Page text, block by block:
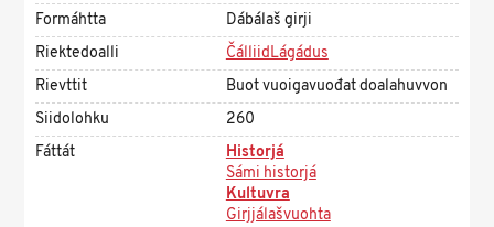
Formáhtta
Dábálaš girji
Riektedoalli
ČálliidLágádus
Rievttit
Buot vuoigavuođat doalahuvvon
Siidolohku
260
Fáttát
Historjá
Sámi historjá
Kultuvra
Girjjálašvuohta